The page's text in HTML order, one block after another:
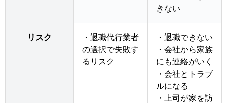
きない
リスク
・退職代行業者
の選択で失敗す
るリスク
・退職できない
・会社から家族
にも連絡がいく
・会社とトラブ
ルになる
・上司が家を訪